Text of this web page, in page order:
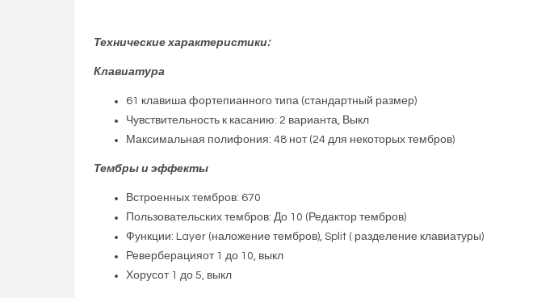
Технические характеристики:
Клавиатура
61 клавиша фортепианного типа (стандартный размер)
Чувствительность к касанию: 2 варианта, Выкл
Максимальная полифония: 48 нот (24 для некоторых тембров)
Тембры и эффекты
Встроенных тембров: 670
Пользовательских тембров: До 10 (Редактор тембров)
Функции: Layer (наложение тембров), Split ( разделение клавиатуры)
Реверберацияот 1 до 10, выкл
Хорусот 1 до 5, выкл